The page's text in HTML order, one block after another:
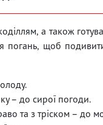
а також
погань, щоб
– до сирої погоди.
та з тріском – до